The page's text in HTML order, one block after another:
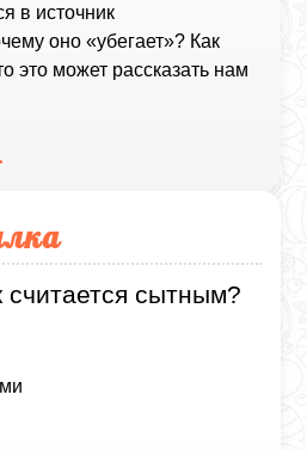
в источник
оно «убегает»? Как
это может рассказать нам
считается сытным?